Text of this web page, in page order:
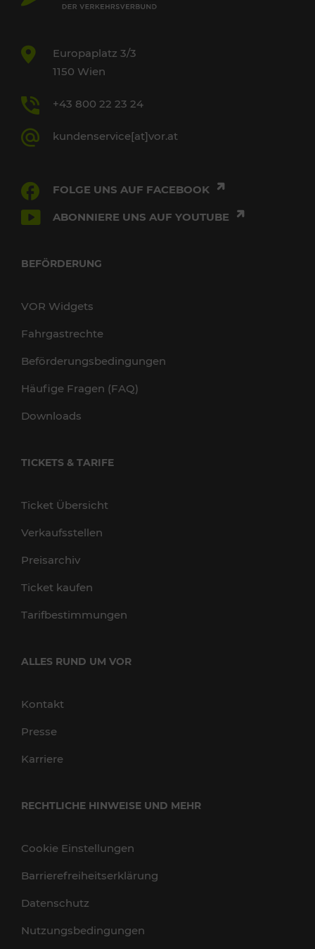
Europaplatz 3/3
1150 Wien
+43 800 22 23 24
kundenservice[at]vor.at
FOLGE UNS AUF FACEBOOK
ABONNIERE UNS AUF YOUTUBE
BEFÖRDERUNG
VOR Widgets
Fahrgastrechte
Beförderungsbedingungen
Häufige Fragen (FAQ)
Downloads
TICKETS & TARIFE
Ticket Übersicht
Verkaufsstellen
Preisarchiv
Ticket kaufen
Tarifbestimmungen
ALLES RUND UM VOR
Kontakt
Presse
Karriere
RECHTLICHE HINWEISE UND MEHR
Cookie Einstellungen
Barrierefreiheitserklärung
Datenschutz
Nutzungsbedingungen